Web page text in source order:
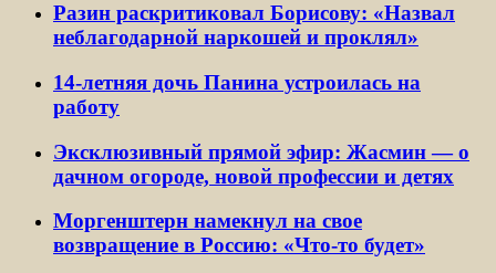
Разин раскритиковал Борисову: «Назвал
неблагодарной наркошей и проклял»
14-летняя дочь Панина устроилась на
работу
Эксклюзивный прямой эфир: Жасмин — о
дачном огороде, новой профессии и детях
Моргенштерн намекнул на свое
возвращение в Россию: «Что-то будет»